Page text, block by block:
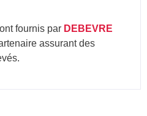
fournis par DEBEVRE
assurant des